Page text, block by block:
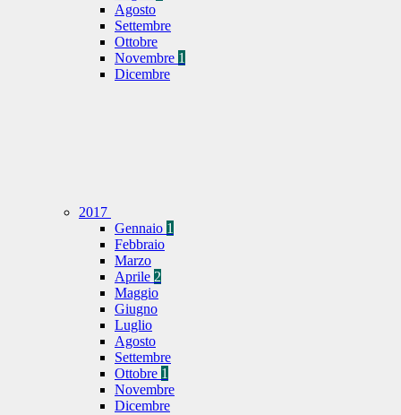
Agosto
Settembre
Ottobre
Novembre 1
Dicembre
2017
Gennaio 1
Febbraio
Marzo
Aprile 2
Maggio
Giugno
Luglio
Agosto
Settembre
Ottobre 1
Novembre
Dicembre